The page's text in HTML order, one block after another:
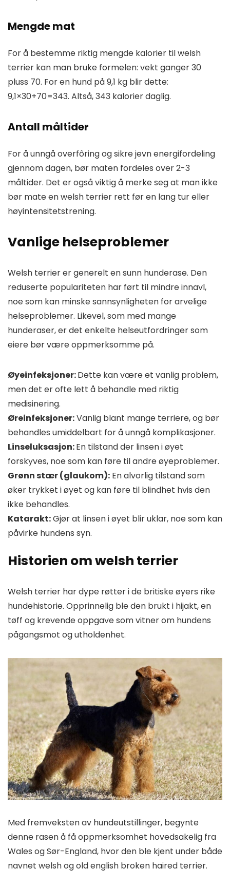
Mengde mat
For å bestemme riktig mengde kalorier til welsh
terrier kan man bruke formelen: vekt ganger 30
pluss 70. For en hund på 9,1 kg blir dette:
9,1×30+70=343. Altså, 343 kalorier daglig.
Antall måltider
For å unngå overfôring og sikre jevn energifordeling
gjennom dagen, bør maten fordeles over 2-3
måltider. Det er også viktig å merke seg at man ikke
bør mate en welsh terrier rett før en lang tur eller
høyintensitetstrening.
Vanlige helseproblemer
Welsh terrier er generelt en sunn hunderase. Den
reduserte populariteten har ført til mindre innavl,
noe som kan minske sannsynligheten for arvelige
helseproblemer. Likevel, som med mange
hunderaser, er det enkelte helseutfordringer som
eiere bør være oppmerksomme på.
Øyeinfeksjoner:Dette kan være et vanlig problem,
men det er ofte lett å behandle med riktig
medisinering.
Øreinfeksjoner:Vanlig blant mange terriere, og bør
behandles umiddelbart for å unngå komplikasjoner.
Linseluksasjon:En tilstand der linsen i øyet
forskyves, noe som kan føre til andre øyeproblemer.
Grønn stær (glaukom): En alvorlig tilstand som
øker trykket i øyet og kan føre til blindhet hvis den
ikke behandles.
Katarakt:Gjør at linsen i øyet blir uklar, noe som kan
påvirke hundens syn.
Historien om welsh terrier
Welsh terrier har dype røtter i de britiske øyers rike
hundehistorie. Opprinnelig ble den brukt i hijakt, en
tøff og krevende oppgave som vitner om hundens
pågangsmot og utholdenhet.
Med fremveksten av hundeutstillinger, begynte
denne rasen å få oppmerksomhet hovedsakelig fra
Wales og Sør-England, hvor den ble kjent under både
navnet welsh og old english broken haired terrier.